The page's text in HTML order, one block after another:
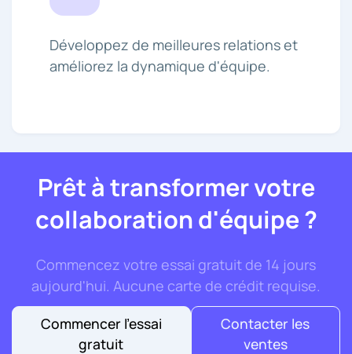
Développez de meilleures relations et
améliorez la dynamique d'équipe.
Prêt à transformer votre
collaboration d'équipe ?
Commencez votre essai gratuit de 14 jours
aujourd'hui. Aucune carte de crédit requise.
Commencer l'essai
gratuit
Contacter les
ventes